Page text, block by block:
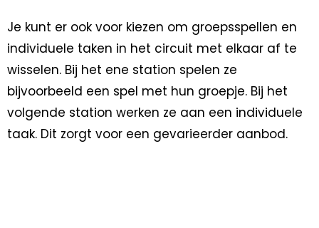
Je kunt er ook voor kiezen om groepsspellen en
individuele taken in het circuit met elkaar af te
wisselen. Bij het ene station spelen ze
bijvoorbeeld een spel met hun groepje. Bij het
volgende station werken ze aan een individuele
taak. Dit zorgt voor een gevarieerder aanbod.